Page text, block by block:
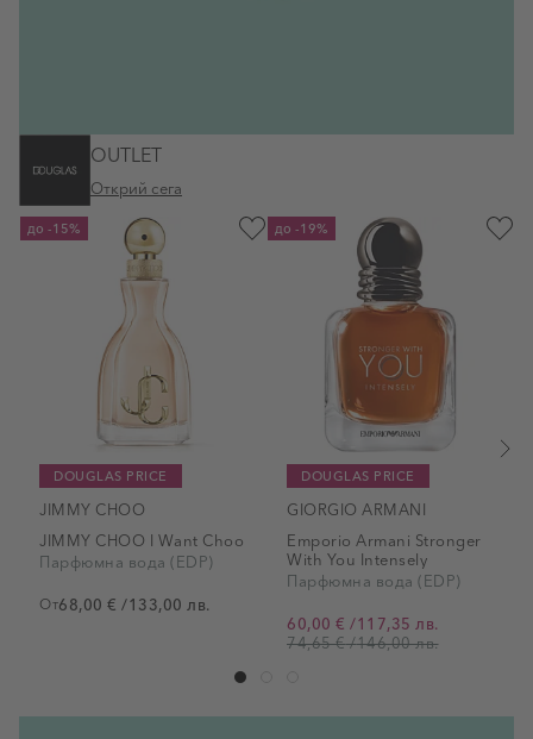
OUTLET
Открий сега
до -15%
DOUGLAS PRICE
JIMMY CHOO
JIMMY CHOO I Want Choo
Парфюмна вода (EDP)
От68,00 € /133,00 лв.
до -19%
DOUGLAS PRICE
GIORGIO ARMANI
Еmporio Аrmani Stronger
With You Intensely
Парфюмна вода (EDP)
От
60,00 € /117,35 лв.
74,65 €/146,00 лв.